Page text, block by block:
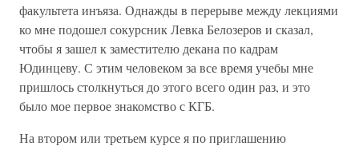
факультета инъяза. Однажды в перерыве между лекциями
ко мне подошел сокурсник Левка Белозеров и сказал,
чтобы я зашел к заместителю декана по кадрам
Юдинцеву. С этим человеком за все время учебы мне
пришлось столкнуться до этого всего один раз, и это
было мое первое знакомство с КГБ.
На втором или третьем курсе я по приглашению